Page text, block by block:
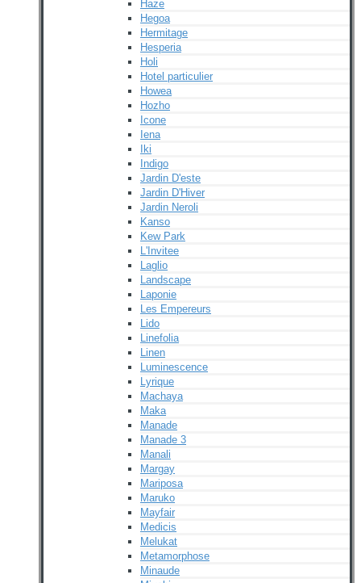
Haze
Hegoa
Hermitage
Hesperia
Holi
Hotel particulier
Howea
Hozho
Icone
Iena
Iki
Indigo
Jardin D'este
Jardin D'Hiver
Jardin Neroli
Kanso
Kew Park
L'Invitee
Laglio
Landscape
Laponie
Les Empereurs
Lido
Linefolia
Linen
Luminescence
Lyrique
Machaya
Maka
Manade
Manade 3
Manali
Margay
Mariposa
Maruko
Mayfair
Medicis
Melukat
Metamorphose
Minaude